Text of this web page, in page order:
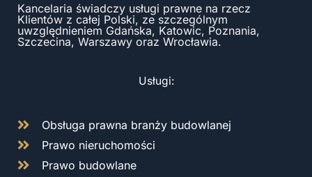
Kancelaria świadczy usługi prawne na rzecz
Klientów z całej Polski, ze szczególnym
uwzględnieniem Gdańska, Katowic, Poznania,
Szczecina, Warszawy oraz Wrocławia.
Usługi:
Obsługa prawna branży budowlanej
Prawo nieruchomości
Prawo budowlane